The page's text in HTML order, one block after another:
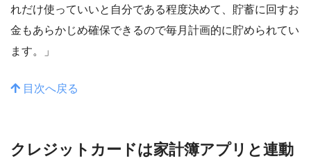
れだけ使っていいと自分である程度決めて、貯蓄に回すお
金もあらかじめ確保できるので毎月計画的に貯められてい
ます。」
目次へ戻る
クレジットカードは家計簿アプリと連動